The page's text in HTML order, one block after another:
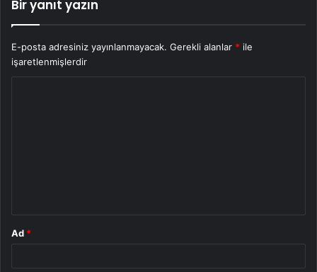
Bir yanıt yazın
E-posta adresiniz yayınlanmayacak. Gerekli alanlar * ile
işaretlenmişlerdir
Ad *